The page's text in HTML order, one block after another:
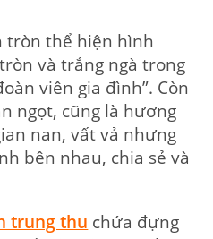
tròn thể hiện hình
và trắng ngà trong
viên gia đình”. Còn
ngọt, cũng là hương
nan, vất vả nhưng
bên nhau, chia sẻ và
trung thu chứa đựng